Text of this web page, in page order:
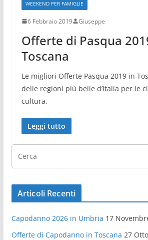
WEEKEND PER FAMIGLIE
6 Febbraio 2019 Giuseppe
Offerte di Pasqua
Toscana
Le migliori Offerte Pasqua 2019 in
delle regioni più belle d’Italia per le
cultura,
Leggi tutto
Articoli Recenti
Capodanno 2026 in Umbria 17
Offerte di Capodanno in Toscana 27